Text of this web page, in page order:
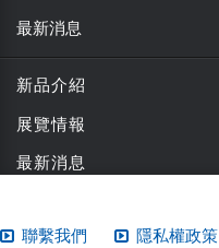
最新消息
新品介紹
展覽情報
最新消息
聯繫我們 隱私權政策